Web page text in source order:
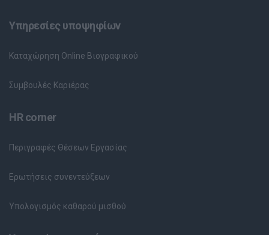
Υπηρεσίες υποψηφίων
Καταχώρηση Online Βιογραφικού
Συμβουλές Καριέρας
HR corner
Περιγραφές Θέσεων Εργασίας
Ερωτήσεις συνεντεύξεων
Υπολογισμός καθαρού μισθού